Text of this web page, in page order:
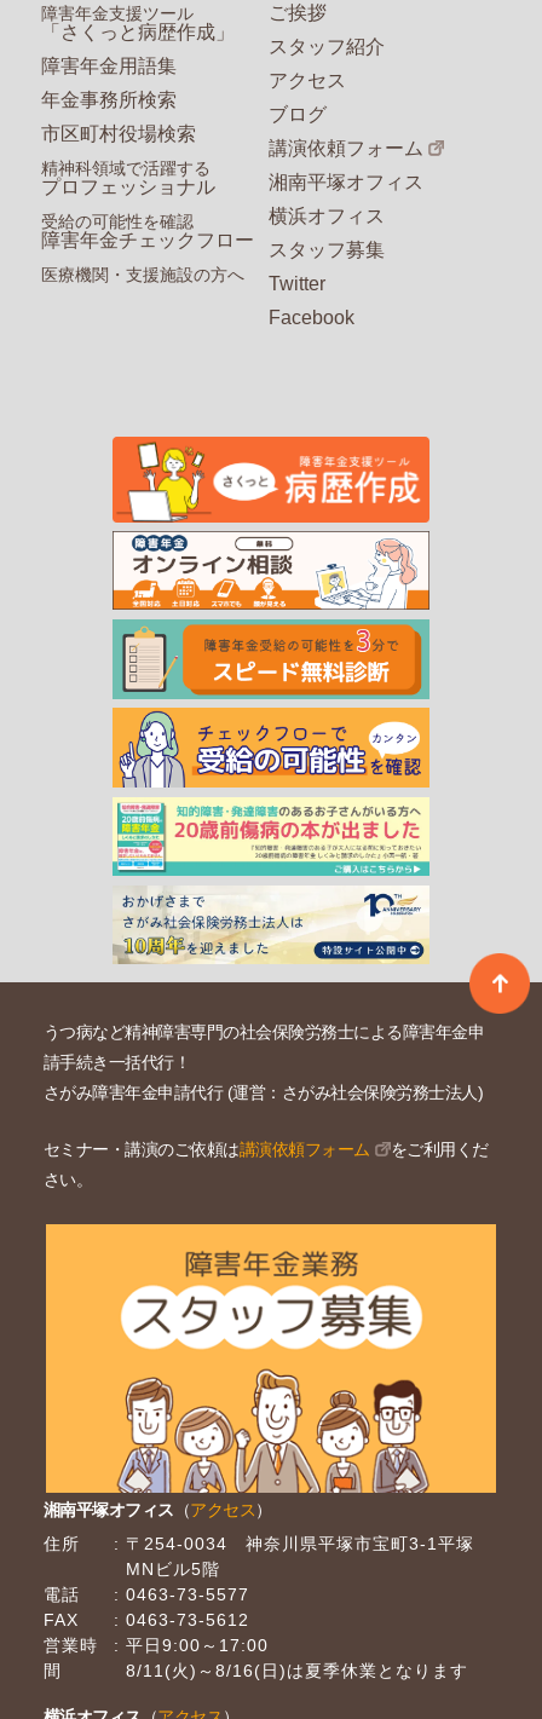
障害年金支援ツール
「さくっと病歴作成」
障害年金用語集
年金事務所検索
市区町村役場検索
精神科領域で活躍する
プロフェッショナル
受給の可能性を確認
障害年金チェックフロー
医療機関・支援施設の方へ
ご挨拶
スタッフ紹介
アクセス
ブログ
講演依頼フォーム
湘南平塚オフィス
横浜オフィス
スタッフ募集
Twitter
Facebook
うつ病など精神障害専門の社会保険労務士による障害年金申
請手続き一括代行！
さがみ障害年金申請代行 (運営：さがみ社会保険労務士法人)
セミナー・講演のご依頼は講演依頼フォーム
をご利用くだ
さい。
湘南平塚オフィス （アクセス）
住所
〒254-0034 神奈川県平塚市宝町3-1平塚
MNビル5階
電話
0463-73-5577
FAX
0463-73-5612
営業時
間
平日9:00～17:00
8/11(火)～8/16(日)は夏季休業となります